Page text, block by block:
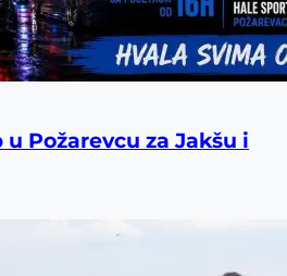
Požarevcu za Jakšu i